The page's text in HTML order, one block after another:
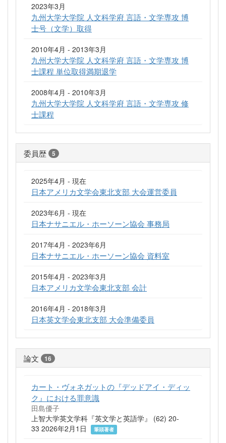
2023年3月
九州大学大学院 人文科学府 言語・文学専攻 博
士号（文学）取得
2010年4月 - 2013年3月
九州大学大学院 人文科学府 言語・文学専攻 博
士課程 単位取得満期退学
2008年4月 - 2010年3月
九州大学大学院 人文科学府 言語・文学専攻 修
士課程
委員歴 5
2025年4月 - 現在
日本アメリカ文学会東北支部 大会運営委員
2023年6月 - 現在
日本ナサニエル・ホーソーン協会 事務局
2017年4月 - 2023年6月
日本ナサニエル・ホーソーン協会 資料室
2015年4月 - 2023年3月
日本アメリカ文学会東北支部 会計
2016年4月 - 2018年3月
日本英文学会東北支部 大会準備委員
論文 16
カート・ヴォネガットの『デッドアイ・ディッ
ク』における罪意識
田島優子
上智大学英文学科『英文学と英語学』 (62) 20-
33 2026年2月1日
筆頭著者